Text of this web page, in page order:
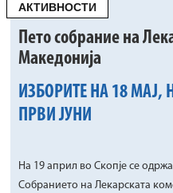
АКТИВНОСТИ
Пето собрание на
Македонија
ИЗБОРИТЕ НА 18 МАЈ,
ПРВИ ЈУНИ
На 19 април во Скопје се
Собранието на Лекарската